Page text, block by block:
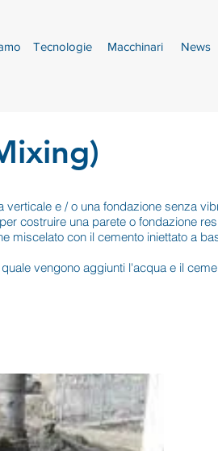
Tecnologie Macchinari News
e / o una fondazione senza
costruire una parete o fondazione
miscelato con il cemento iniettato a
vengono aggiunti l'acqua e il